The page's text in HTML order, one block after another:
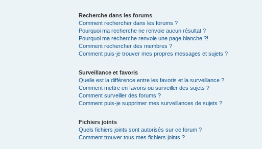
Recherche dans les forums
Comment rechercher dans les forums ?
Pourquoi ma recherche ne renvoie aucun résultat ?
Pourquoi ma recherche renvoie une page blanche ?!
Comment rechercher des membres ?
Comment puis-je trouver mes propres messages et sujets ?
Surveillance et favoris
Quelle est la différence entre les favoris et la surveillance ?
Comment mettre en favoris ou surveiller des sujets ?
Comment surveiller des forums ?
Comment puis-je supprimer mes surveillances de sujets ?
Fichiers joints
Quels fichiers joints sont autorisés sur ce forum ?
Comment trouver tous mes fichiers joints ?